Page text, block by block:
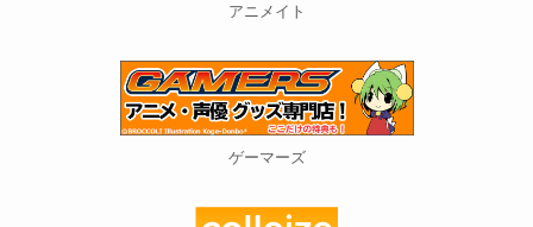
アニメイト
ゲーマーズ